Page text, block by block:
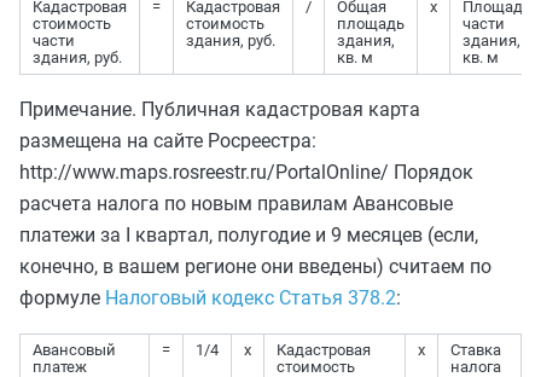
Кадастровая
стоимость
части
здания, руб.
=
Кадастровая
стоимость
здания, руб.
/
Общая
площадь
здания,
кв. м
х
Площадь
части
здания,
кв. м
Примечание. Публичная кадастровая карта
размещена на сайте Росреестра:
http://www.maps.rosreestr.ru/PortalOnline/ Порядок
расчета налога по новым правилам Авансовые
платежи за I квартал, полугодие и 9 месяцев (если,
конечно, в вашем регионе они введены) считаем по
формуле Налоговый кодекс Статья 378.2:
Авансовый
платеж
= 1/4 х
Кадастровая
стоимость
х
Ставка
налога